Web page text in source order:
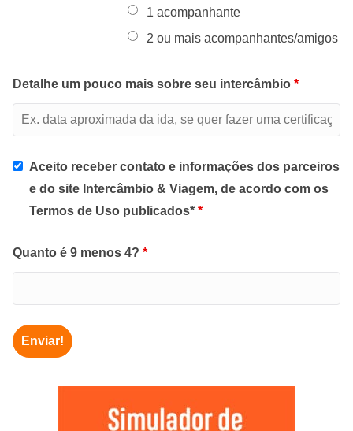
1 acompanhante
2 ou mais acompanhantes/amigos
Detalhe um pouco mais sobre seu intercâmbio *
Aceito receber contato e informações dos parceiros
e do site Intercâmbio & Viagem, de acordo com os
Termos de Uso publicados**
Quanto é 9 menos 4? *